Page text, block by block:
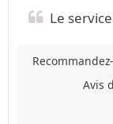
Le
Avis